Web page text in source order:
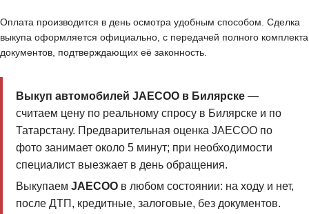
Оплата производится в день осмотра удобным способом. Сделка
выкупа оформляется официально, с передачей полного комплекта
документов, подтверждающих её законность.
Выкуп автомобилей JAECOO в Билярске—
считаем цену по реальному спросу в Билярске и по
Татарстану. Предварительная оценка JAECOO по
фото занимает около 5 минут; при необходимости
специалист выезжает в день обращения.
Выкупаем JAECOOв любом состоянии: на ходу и нет,
после ДТП, кредитные, залоговые, без документов.